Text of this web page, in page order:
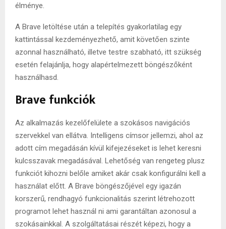
élménye.
A Brave letöltése után a telepítés gyakorlatilag egy
kattintással kezdeményezhető, amit követően szinte
azonnal használható, illetve testre szabható, itt szükség
esetén felajánlja, hogy alapértelmezett böngészőként
használhasd.
Brave funkciók
Az alkalmazás kezelőfelülete a szokásos navigációs
szervekkel van ellátva. Intelligens címsor jellemzi, ahol az
adott cím megadásán kívül kifejezéseket is lehet keresni
kulcsszavak megadásával. Lehetőség van rengeteg plusz
funkciót kihozni belőle amiket akár csak konfigurálni kell a
használat előtt. A Brave böngészőjével egy igazán
korszerű, rendhagyó funkcionalitás szerint létrehozott
programot lehet használ ni ami garantáltan azonosul a
szokásainkkal. A szolgáltatásai részét képezi, hogy a